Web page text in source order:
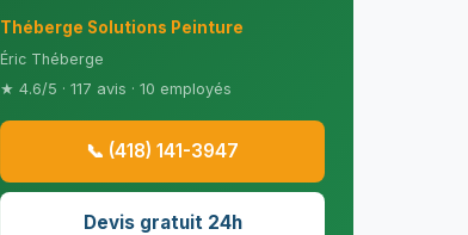
Théberge Solutions Peinture
Éric Théberge
★ 4.6/5 · 117 avis · 10 employés
📞 (418) 141-3947
Devis gratuit 24h